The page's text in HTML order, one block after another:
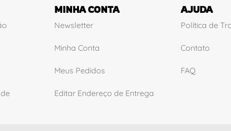
MINHA CONTA
Newsletter
Minha Conta
Meus Pedidos
Editar Endereço de Entrega
AJUDA
Política de
Contato
FAQ